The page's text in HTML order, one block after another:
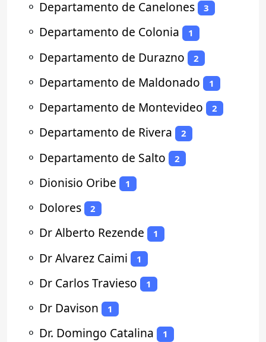
⚬ Departamento de Canelones 3
⚬ Departamento de Colonia 1
⚬ Departamento de Durazno 2
⚬ Departamento de Maldonado 1
⚬ Departamento de Montevideo 2
⚬ Departamento de Rivera 2
⚬ Departamento de Salto 2
⚬ Dionisio Oribe 1
⚬ Dolores 2
⚬ Dr Alberto Rezende 1
⚬ Dr Alvarez Caimi 1
⚬ Dr Carlos Travieso 1
⚬ Dr Davison 1
⚬ Dr. Domingo Catalina 1